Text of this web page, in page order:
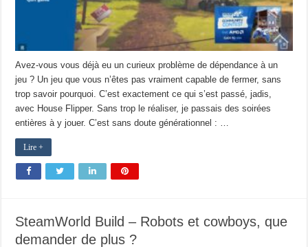
Avez-vous vous déjà eu un curieux problème de dépendance à un
jeu ? Un jeu que vous n’êtes pas vraiment capable de fermer, sans
trop savoir pourquoi. C’est exactement ce qui s’est passé, jadis,
avec House Flipper. Sans trop le réaliser, je passais des soirées
entières à y jouer. C’est sans doute générationnel : …
Lire +
SteamWorld Build – Robots et cowboys, que
demander de plus ?